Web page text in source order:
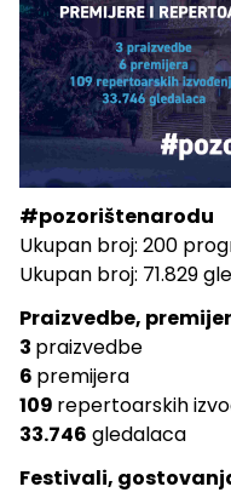
#pozorištenarodu
Ukupan broj: 200
Ukupan broj: 71.829
Praizvedbe,
3 praizvedbe
6 premijera
109 repertoarskih
33.746 gledalaca
Festivali,